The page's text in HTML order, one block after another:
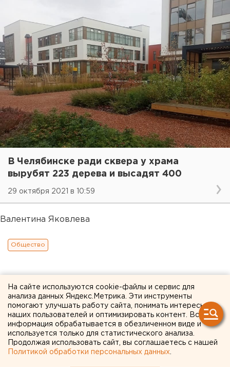
В Челябинске ради сквера у храма
вырубят 223 дерева и высадят 400
29 октября 2021 в 10:59
Валентина Яковлева
Общество
На сайте используются cookie-файлы и сервис для
анализа данных Яндекс.Метрика. Эти инструменты
помогают улучшать работу сайта, понимать интересы
наших пользователей и оптимизировать контент. Вся
информация обрабатывается в обезличенном виде и
используется только для статистического анализа.
Продолжая использовать сайт, вы соглашаетесь с нашей
Политикой обработки персональных данных